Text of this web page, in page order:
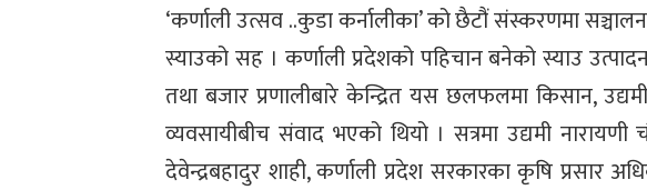
‘कर्णाली उत्सव ..कुडा कर्नालीका’ को छैटौं संस्करणमा
स्याउको सह । कर्णाली प्रदेशको पहिचान बनेको स्याउ
तथा बजार प्रणालीबारे केन्द्रित यस छलफलमा किसान,
व्यवसायीबीच संवाद भएको थियो । सत्रमा उद्यमी
देवेन्द्रबहादुर शाही, कर्णाली प्रदेश सरकारका कृषि प्रसार